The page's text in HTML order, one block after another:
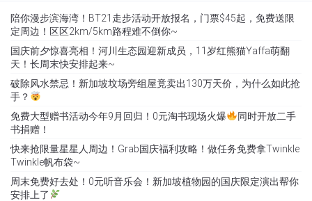
陪你漫步滨海湾！BT21走步活动开放报名，门票$45起，免费送限
定周边！区区2km/5km路程难不倒你~
国庆前夕惊喜亮相！河川生态园迎新成员，11岁红熊猫Yaffa萌翻
天！长周末快安排起来~
破除风水禁忌！新加坡坟场旁组屋竟卖出130万天价，为什么如此抢
手？
免费大型赠书活动今年9月回归！0元淘书现场火爆
同时开放二手
书捐赠！
快来抢限量星星人周边！Grab国庆福利攻略！做任务免费拿Twinkle
Twinkle帆布袋~
周末免费好去处！0元听音乐会！新加坡植物园的国庆限定演出帮你
安排上了